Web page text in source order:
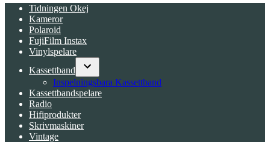
Tidningen Okej
Kameror
Polaroid
FujiFilm Instax
Vinylspelare
Kassettband
Open
dropdown
menu
Inspelningsbara Kassettband
Kassettbandspelare
Radio
Hifiprodukter
Skrivmaskiner
Vintage